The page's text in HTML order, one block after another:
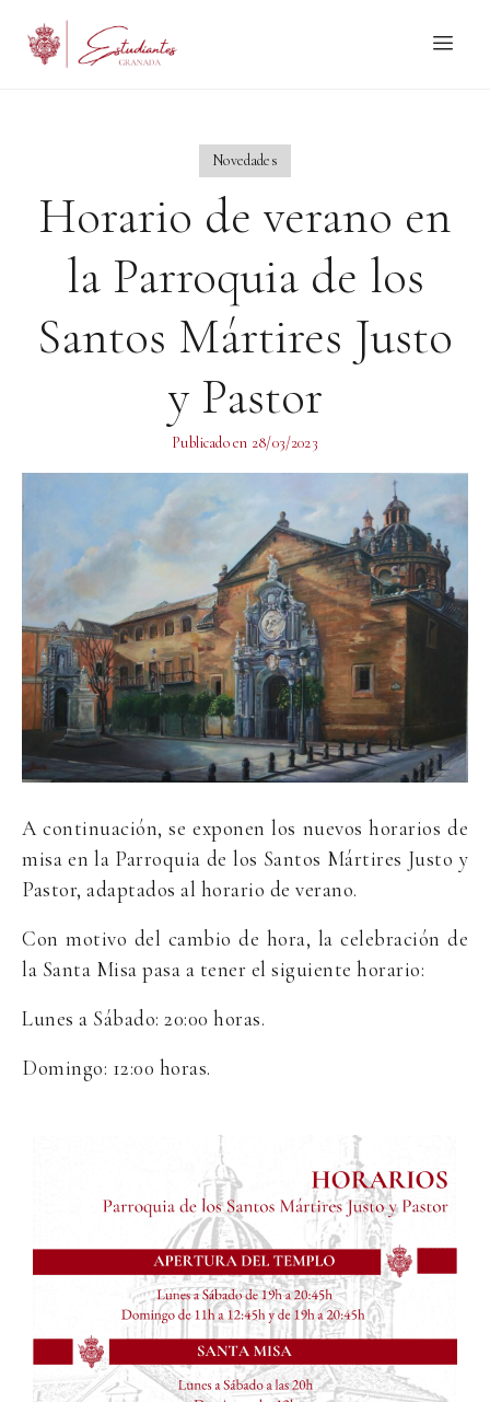
Novedades
Horario de verano en
la Parroquia de los
Santos Mártires Justo
y Pastor
Publicado en 28/03/2023
A continuación, se exponen los nuevos horarios de
misa en la Parroquia de los Santos Mártires Justo y
Pastor, adaptados al horario de verano.
Con motivo del cambio de hora, la celebración de
la Santa Misa pasa a tener el siguiente horario:
Lunes a Sábado: 20:00 horas.
Domingo: 12:00 horas.